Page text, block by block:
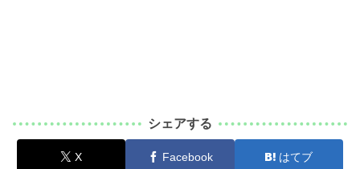
シェアする
X Facebook はてブ